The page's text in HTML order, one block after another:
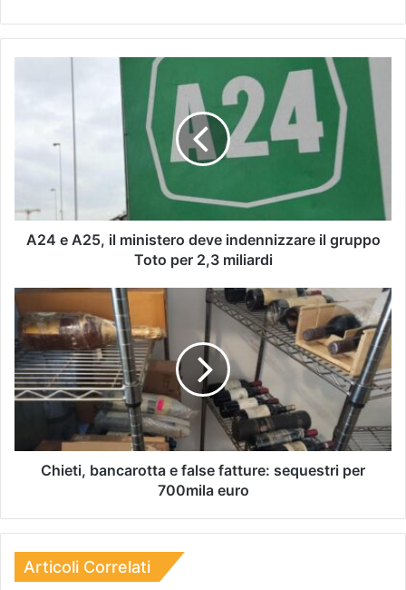
A24 e A25, il ministero deve indennizzare il gruppo
Toto per 2,3 miliardi
Chieti, bancarotta e false fatture: sequestri per
700mila euro
Articoli Correlati